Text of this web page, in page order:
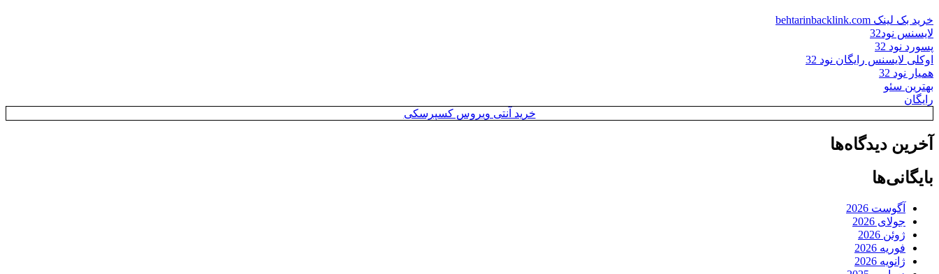
خرید بک لینک behtarinbacklink.com
لایسنس نود32
پسورد نود 32
اوکلی لایسنس رایگان نود 32
همیار نود 32
بهترین سئو
رایگان
خرید آنتی ویروس کسپرسکی
آخرین دیدگاه‌ها
بایگانی‌ها
آگوست 2026
جولای 2026
ژوئن 2026
فوریه 2026
ژانویه 2026